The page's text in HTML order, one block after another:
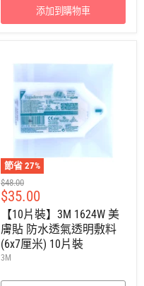
添加到購物車
節省 27%
建
議
零
售
價
$48.00
售
價
$35.00
【10片裝】3M 1624W 美
膚貼 防水透氣透明敷料
(6x7厘米) 10片裝
3M